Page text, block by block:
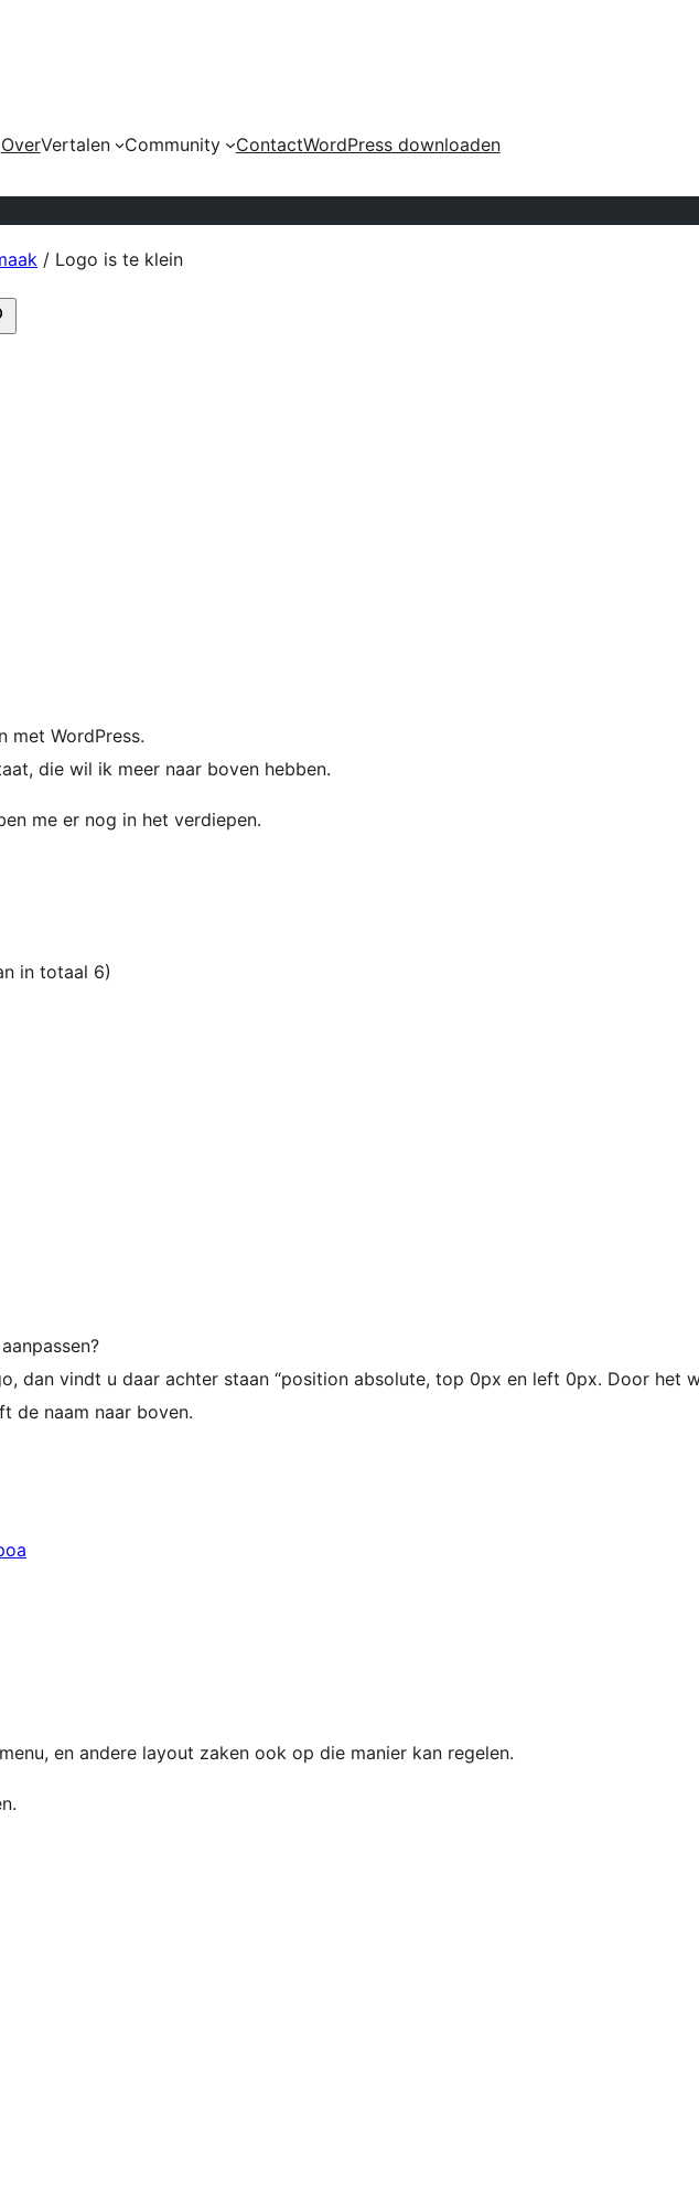
OverVertalen Community ContactWordPress downloaden
/ Logo is te klein
met WordPress.
die wil ik meer naar boven hebben.
me er nog in het verdiepen.
in totaal 6)
dan vindt u daar achter staan “position absolute, top 0px en left 0px. Door het
de naam naar boven.
en andere layout zaken ook op die manier kan regelen.